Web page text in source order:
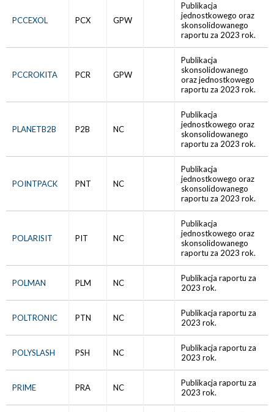
PCCEXOL PCX GPW
Publikacja
jednostkowego oraz
skonsolidowanego
raportu za 2023 rok.
PCCROKITA PCR GPW
Publikacja
skonsolidowanego
oraz jednostkowego
raportu za 2023 rok.
PLANETB2B P2B NC
Publikacja
jednostkowego oraz
skonsolidowanego
raportu za 2023 rok.
POINTPACK PNT NC
Publikacja
jednostkowego oraz
skonsolidowanego
raportu za 2023 rok.
POLARISIT PIT NC
Publikacja
jednostkowego oraz
skonsolidowanego
raportu za 2023 rok.
POLMAN PLM NC
Publikacja raportu za
2023 rok.
POLTRONIC PTN NC
Publikacja raportu za
2023 rok.
POLYSLASH PSH NC
Publikacja raportu za
2023 rok.
PRIME PRA NC
Publikacja raportu za
2023 rok.